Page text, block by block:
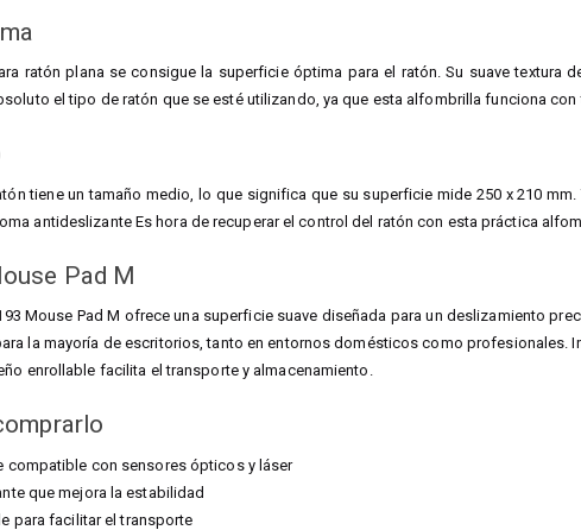
ratón plana se consigue la superficie óptima para el ratón. Su suave textura
el tipo de ratón que se esté utilizando, ya que esta alfombrilla funciona
tiene un tamaño medio, lo que significa que su superficie mide 250 x 210
antideslizante Es hora de recuperar el control del ratón con esta práctica
Pad M
Mouse Pad M ofrece una superficie suave diseñada para un deslizamiento
la mayoría de escritorios, tanto en entornos domésticos como profesionales.
enrollable facilita el transporte y almacenamiento.
compatible con sensores ópticos y láser
que mejora la estabilidad
para facilitar el transporte